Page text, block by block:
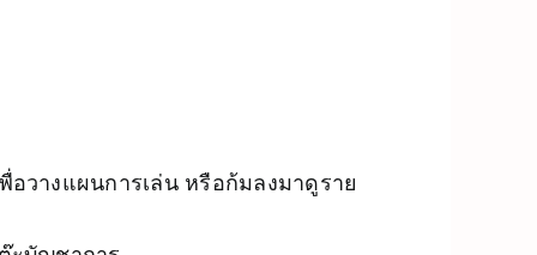
วางแผนการเล่น หรือก้มลงมาดูราย